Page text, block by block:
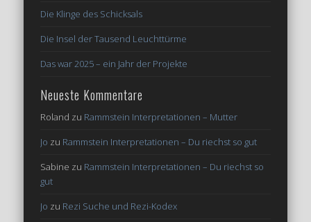
Die Klinge des Schicksals
Die Insel der Tausend Leuchttürme
Das war 2025 – ein Jahr der Projekte
Neueste Kommentare
Roland zu Rammstein Interpretationen – Mutter
Jo zu Rammstein Interpretationen – Du riechst so gut
Sabine zu Rammstein Interpretationen – Du riechst so
gut
Jo zu Rezi Suche und Rezi-Kodex